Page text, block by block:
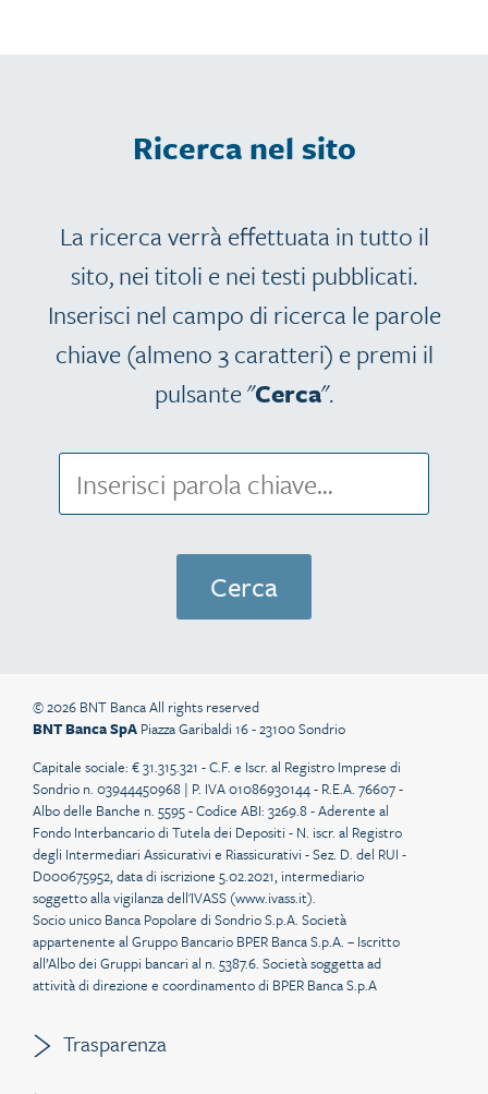
Ricerca nel sito
La ricerca verrà effettuata in tutto il
sito, nei titoli e nei testi pubblicati.
Inserisci nel campo di ricerca le parole
chiave (almeno 3 caratteri) e premi il
pulsante "Cerca".
© 2026 BNT Banca All rights reserved
BNT Banca SpA Piazza Garibaldi 16 - 23100 Sondrio
Capitale sociale: € 31.315.321 - C.F. e Iscr. al Registro Imprese di
Sondrio n. 03944450968 | P. IVA 01086930144 - R.E.A. 76607 -
Albo delle Banche n. 5595 - Codice ABI: 3269.8 - Aderente al
Fondo Interbancario di Tutela dei Depositi - N. iscr. al Registro
degli Intermediari Assicurativi e Riassicurativi - Sez. D. del RUI -
D000675952, data di iscrizione 5.02.2021, intermediario
soggetto alla vigilanza dell'IVASS (www.ivass.it).
Socio unico Banca Popolare di Sondrio S.p.A. Società
appartenente al Gruppo Bancario BPER Banca S.p.A. – Iscritto
all’Albo dei Gruppi bancari al n. 5387.6. Società soggetta ad
attività di direzione e coordinamento di BPER Banca S.p.A
Trasparenza